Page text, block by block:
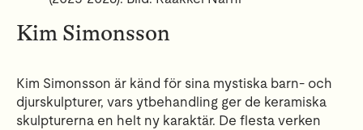
Kim Simonsson
Kim Simonsson är känd för sina mystiska barn- och
djurskulpturer, vars ytbehandling ger de keramiska
skulpturerna en helt ny karaktär. De flesta verken